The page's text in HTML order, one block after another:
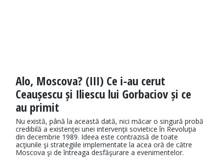
Alo, Moscova? (III) Ce i-au cerut
Ceaușescu și Iliescu lui Gorbaciov și ce
au primit
Nu există, până la această dată, nici măcar o singură probă
credibilă a existenţei unei intervenţii sovietice în Revoluţia
din decembrie 1989. Ideea este contrazisă de toate
acţiunile şi strategiile implementate la acea oră de către
Moscova şi de întreaga desfăşurare a evenimentelor.